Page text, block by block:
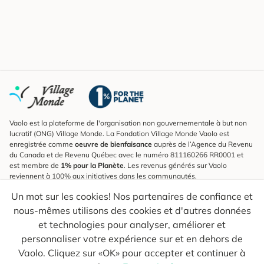
Un mot sur les cookies! Nos partenaires de confiance et
nous-mêmes utilisons des cookies et d'autres données
et technologies pour analyser, améliorer et
personnaliser votre expérience sur et en dehors de
Vaolo. Cliquez sur «OK» pour accepter et continuer à
Vaolo est la plateforme de l'organisation non gouvernementale à but non
lucratif (ONG) Village Monde. La Fondation Village Monde Vaolo est
enregistrée comme oeuvre de bienfaisance auprès de l’Agence du Revenu
du Canada et de Revenu Québec avec le numéro 811160266 RR0001 et
est membre de 1% pour la Planète. Les revenus générés sur Vaolo
reviennent à 100% aux initiatives dans les communautés.
S'inscrire à l'infolettre
Pour connaître les nouveautés, suivre nos explorateurs et recevoir des
astuces pour des voyages plus conscients.
Ton courriel Envoyer